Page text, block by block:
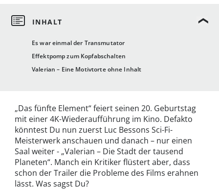
Es war einmal der Transmutator
Effektpomp zum Kopfabschalten
Valerian – Eine Motivtorte ohne Inhalt
„Das fünfte Element“ feiert seinen 20. Geburtstag
mit einer 4K-Wiederaufführung im Kino. Defakto
könntest Du nun zuerst Luc Bessons Sci-Fi-
Meisterwerk anschauen und danach – nur einen
Saal weiter - „Valerian – Die Stadt der tausend
Planeten“. Manch ein Kritiker flüstert aber, dass
schon der Trailer die Probleme des Films erahnen
lässt. Was sagst Du?